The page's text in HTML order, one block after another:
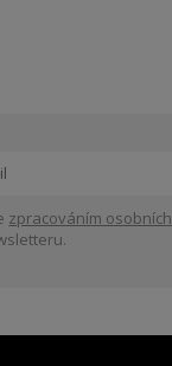
zpracováním